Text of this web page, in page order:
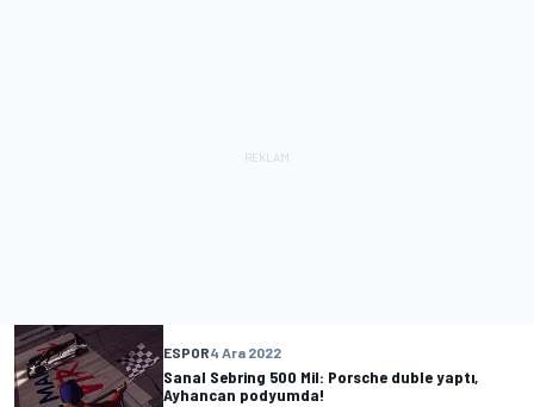
ESPOR4 Ara 2022
Sanal Sebring 500 Mil: Porsche duble yaptı,
Ayhancan podyumda!